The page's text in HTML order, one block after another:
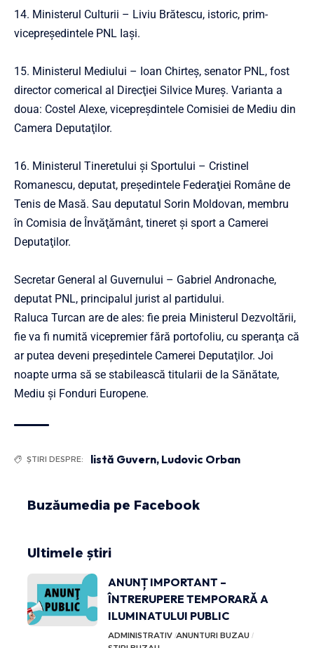
14. Ministerul Culturii – Liviu Brătescu, istoric, prim-
vicepreşedintele PNL Iaşi.
15. Ministerul Mediului – Ioan Chirteş, senator PNL, fost
director comerical al Direcţiei Silvice Mureş. Varianta a
doua: Costel Alexe, vicepreşdintele Comisiei de Mediu din
Camera Deputaţilor.
16. Ministerul Tineretului şi Sportului – Cristinel
Romanescu, deputat, preşedintele Federaţiei Române de
Tenis de Masă. Sau deputatul Sorin Moldovan, membru
în Comisia de Învăţământ, tineret şi sport a Camerei
Deputaţilor.
Secretar General al Guvernului – Gabriel Andronache,
deputat PNL, principalul jurist al partidului.
Raluca Turcan are de ales: fie preia Ministerul Dezvoltării,
fie va fi numită vicepremier fără portofoliu, cu speranţa că
ar putea deveni preşedintele Camerei Deputaţilor. Joi
noapte urma să se stabilească titularii de la Sănătate,
Mediu şi Fonduri Europene.
ȘTIRI DESPRE: listă Guvern, Ludovic Orban
Buzăumedia pe Facebook
Ultimele știri
ANUNȚ IMPORTANT –
ÎNTRERUPERE TEMPORARĂ A
ILUMINATULUI PUBLIC
ADMINISTRATIV ANUNTURI BUZAU